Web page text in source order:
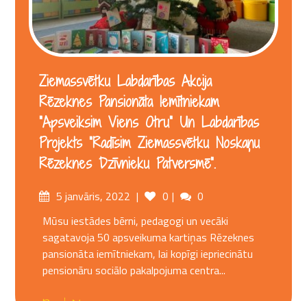
Ziemassvētku Labdarības Akcija
Rēzeknes Pansionāta Iemītniekam
“Apsveiksim Viens Otru” Un Labdarības
Projekts “Radīsim Ziemassvētku Noskaņu
Rēzeknes Dzīvnieku Patversmē”.
Posted5 janvāris, 2022 0 Comments
0
Mūsu iestādes bērni, pedagogi un vecāki
sagatavoja 50 apsveikuma kartiņas Rēzeknes
pansionāta iemītniekam, lai kopīgi iepriecinātu
pensionāru sociālo pakalpojuma centra...